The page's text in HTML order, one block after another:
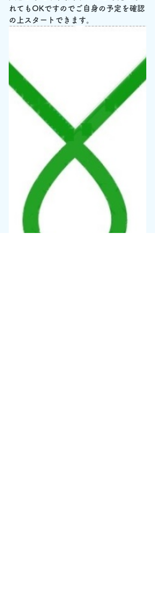
れてもOKですのでご自身の予定を確認
の上スタートできます。